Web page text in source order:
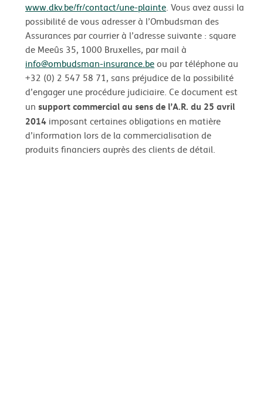
www.dkv.be/fr/contact/une-plainte. Vous avez aussi la
possibilité de vous adresser à l’Ombudsman des
Assurances par courrier à l’adresse suivante : square
de Meeûs 35, 1000 Bruxelles, par mail à
info@ombudsman-insurance.beou par téléphone au
+32 (0) 2 547 58 71, sans préjudice de la possibilité
d’engager une procédure judiciaire. Ce document est
un support commercial au sens de l’A.R. du 25 avril
2014 imposant certaines obligations en matière
d’information lors de la commercialisation de
produits financiers auprès des clients de détail.